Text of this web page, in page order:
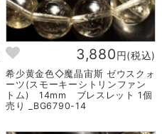
3,880円(税込)
希少黄金色◇魔晶宙斯 ゼウスクォ
ーツ(スモーキーシトリンファン
トム) 14mm ブレスレット 1個
売り _BG6790-14